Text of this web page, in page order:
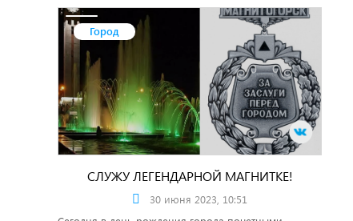
выдвигаемыми для получения финансовой
поддержки за счет межбюджетных трансфертов
из областного бюджета» на территории города
Магнитогорска.
Город
СЛУЖУ ЛЕГЕНДАРНОЙ МАГНИТКЕ!
30 июня 2023, 10:51